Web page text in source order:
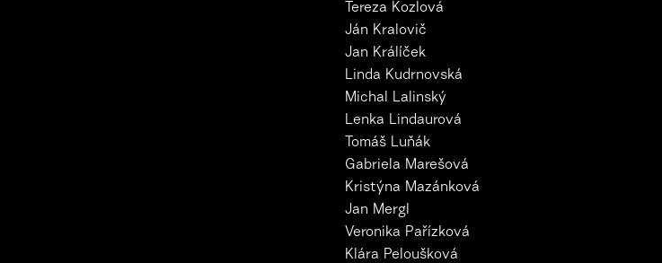
Tereza Kozlová
Ján Kralovič
Jan Králíček
Linda Kudrnovská
Michal Lalinský
Lenka Lindaurová
Tomáš Luňák
Gabriela Marešová
Kristýna Mazánková
Jan Mergl
Veronika Pařízková
Klára Peloušková